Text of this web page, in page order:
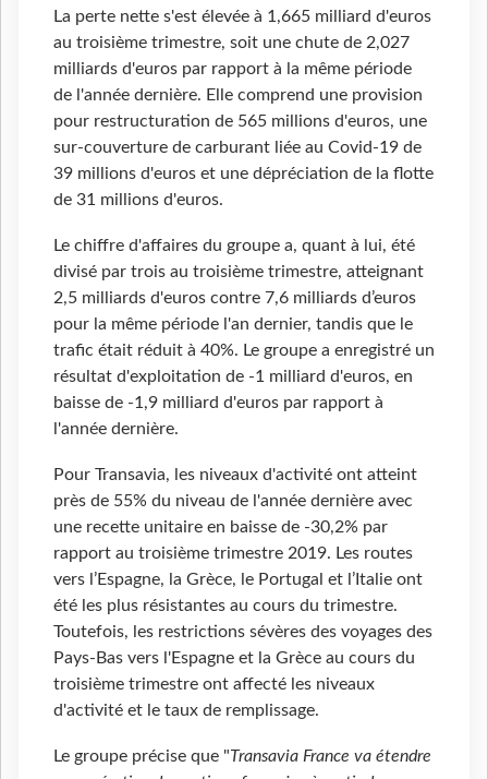
La perte nette s'est élevée à 1,665 milliard d'euros
au troisième trimestre, soit une chute de 2,027
milliards d'euros par rapport à la même période
de l'année dernière. Elle comprend une provision
pour restructuration de 565 millions d'euros, une
sur-couverture de carburant liée au Covid-19 de
39 millions d'euros et une dépréciation de la flotte
de 31 millions d'euros.
Le chiffre d'affaires du groupe a, quant à lui, été
divisé par trois au troisième trimestre, atteignant
2,5 milliards d'euros contre 7,6 milliards d’euros
pour la même période l'an dernier, tandis que le
trafic était réduit à 40%. Le groupe a enregistré un
résultat d'exploitation de -1 milliard d'euros, en
baisse de -1,9 milliard d'euros par rapport à
l'année dernière.
Pour Transavia, les niveaux d'activité ont atteint
près de 55% du niveau de l'année dernière avec
une recette unitaire en baisse de -30,2% par
rapport au troisième trimestre 2019. Les routes
vers l’Espagne, la Grèce, le Portugal et l’Italie ont
été les plus résistantes au cours du trimestre.
Toutefois, les restrictions sévères des voyages des
Pays-Bas vers l'Espagne et la Grèce au cours du
troisième trimestre ont affecté les niveaux
d'activité et le taux de remplissage.
Le groupe précise que "Transavia France va étendre